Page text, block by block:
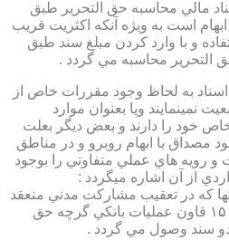
مالي محاسبه حق التحرير طبق
است به ويژه آنكه اكثريت قريب
و با وارد كردن مبلغ سند طبق
التحرير محاسبه مي گردد .
به لحاظ وجود مقررات خاص از
نمينمايند ويا بعنوان موارد
خاص خود را دارند و بعض ديگر بعلت
مصداق با ابهام روبرو و در مناطق
و رويه هاي عملي متفاوتي را بوجود
از آن اشاره ميگردد :
كه در تعقيب مشاركت مدني منعقد
ميگردد بر اساس تبصره ماده ۱۵ قاون عمليات بانكي گرچه حق
دو سند وصول مي گردد .